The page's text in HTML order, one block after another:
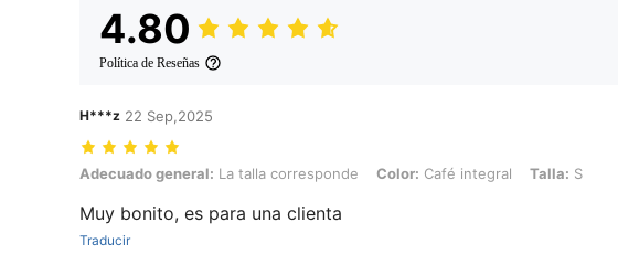
4.80
Política de Reseñas
H***z 22 Sep,2025
Adecuado general: La talla corresponde, Color: Café integral, Talla: S
Adecuado general: La talla corresponde Color: Café integral Talla: S
Muy bonito, es para una clienta
Traducir